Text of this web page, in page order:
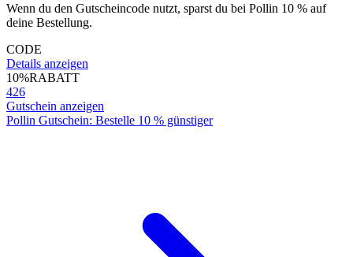
Wenn du den Gutscheincode nutzt, sparst du bei Pollin 10 % auf
deine Bestellung.
CODE
Details anzeigen
10%RABATT
426
Gutschein anzeigen
Pollin Gutschein: Bestelle 10 % günstiger